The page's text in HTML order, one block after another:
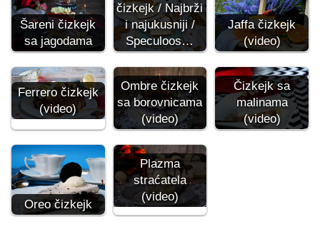
Šareni čizkejk
sa jagodama
čizkejk / Najbrži
i najukusniji /
Speculoos…
Jaffa čizkejk
(video)
Ferrero čizkejk
(video)
Ombre čizkejk
sa borovnicama
(video)
Čizkejk sa
malinama
(video)
Oreo čizkejk
Plazma
straćatela
(video)